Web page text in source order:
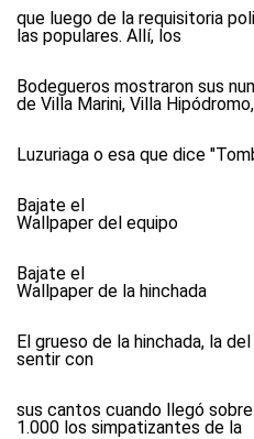
que luego de la requisitoria
las populares. Allí, los
Bodegueros mostraron sus
de Villa Marini, Villa Hipódromo,
Luzuriaga o esa que dice
Bajate el
Wallpaper del equipo
Bajate el
Wallpaper de la hinchada
El grueso de la hinchada, la
sentir con
sus cantos cuando llegó
1.000 los simpatizantes de la